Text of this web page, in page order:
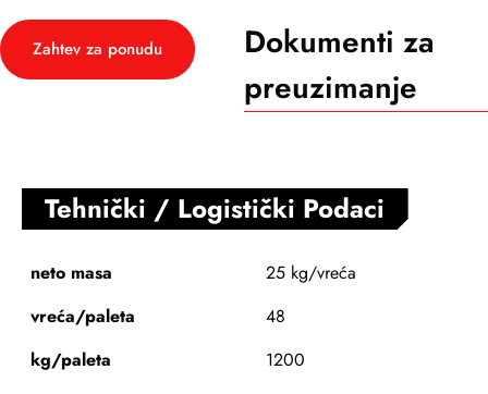
Zahtev za ponudu
Dokumenti za
preuzimanje
Tehnički / Logistički Podaci
neto masa
25 kg/vreća
vreća/paleta
48
kg/paleta
1200